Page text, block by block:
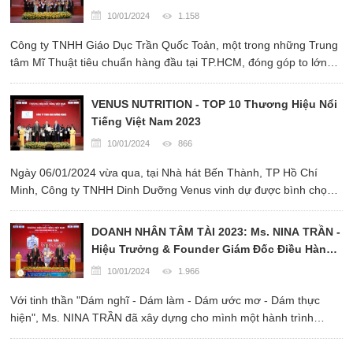
TÀI VIỆT NAM 2023”
10/01/2024 1.158
Công ty TNHH Giáo Dục Trần Quốc Toản, một trong những Trung
tâm Mĩ Thuật tiêu chuẩn hàng đầu tại TP.HCM, đóng góp to lớn
VENUS NUTRITION - TOP 10 Thương Hiệu Nổi
Tiếng Việt Nam 2023
10/01/2024 866
Ngày 06/01/2024 vừa qua, tại Nhà hát Bến Thành, TP Hồ Chí
Minh, Công ty TNHH Dinh Dưỡng Venus vinh dự được bình chọn
2023”.
DOANH NHÂN TÂM TÀI 2023: Ms. NINA TRẦN -
Hiệu Trưởng & Founder Giám Đốc Điều Hành
DAZZLING ACADEMY
10/01/2024 1.966
Với tinh thần "Dám nghĩ - Dám làm - Dám ước mơ - Dám thực
hiện", Ms. NINA TRẦN đã xây dựng cho mình một hành trình